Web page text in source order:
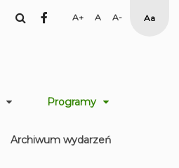
facebook
Set Set
Smaller
High
Programy
Archiwum wydarzeń